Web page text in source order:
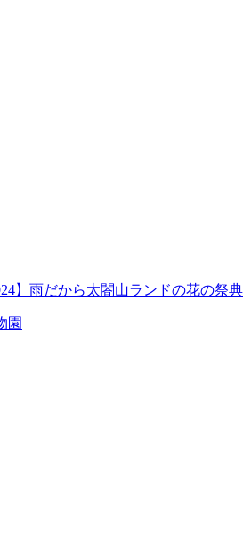
】雨だから太閤山ランドの花の祭
園